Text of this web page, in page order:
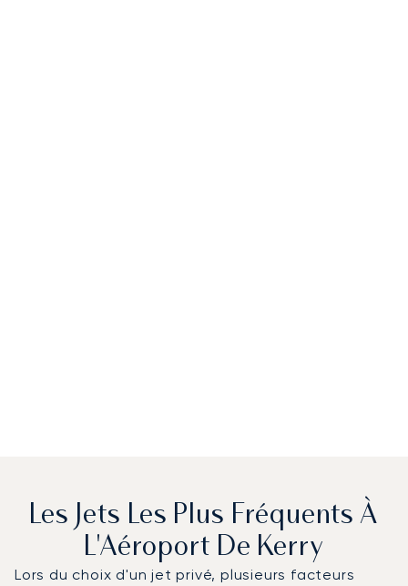
Les Jets Les Plus Fréquents À
L'Aéroport De Kerry
Lors du choix d'un jet privé, plusieurs facteurs